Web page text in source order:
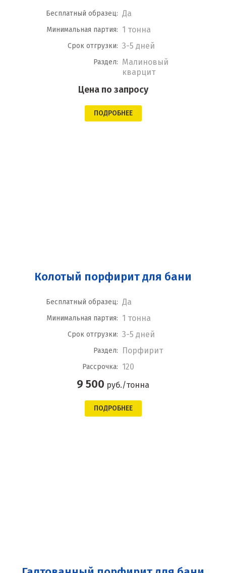
Бесплатный образец: Да
Минимальная партия: 1 тонна
Срок отгрузки: 3-5 дней
Раздел: Малиновый
кварцит
Цена по запросу
ПОДРОБНЕЕ
Колотый порфирит для бани
Бесплатный образец: Да
Минимальная партия: 1 тонна
Срок отгрузки: 3-5 дней
Раздел: Порфирит
Рассрочка: 120
9 500 руб./тонна
ПОДРОБНЕЕ